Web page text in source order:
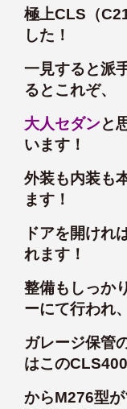
極上CLS（
した！
一見すると派
るとこれぞ、
大人セダンと
います！
外装も内装も
ます！
ドアを開けれ
れます！
整備もしっか
ーにて行われ、
ガレージ保管
はこのCLS400
からM276型